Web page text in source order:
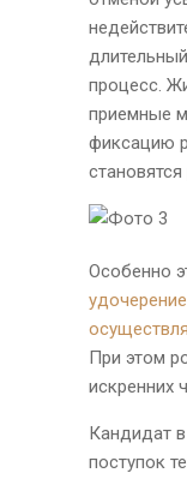
процесс.
приемные
фиксацию
Особенно
При этом
искренних
Кандидат
поступок